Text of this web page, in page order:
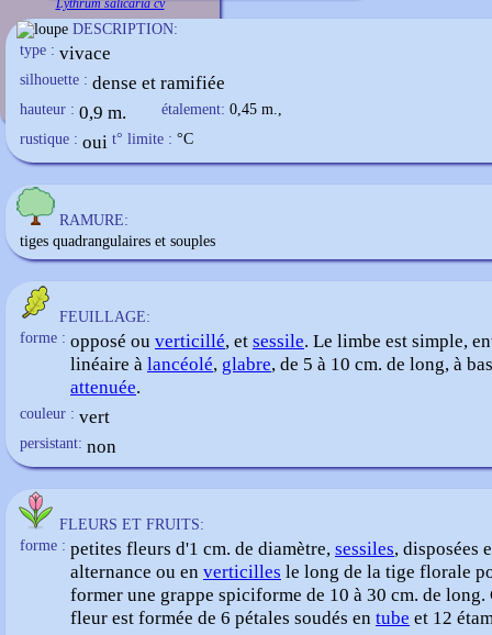
Lythrum salicaria cv
DESCRIPTION:
type : vivace
silhouette : dense et ramifiée
hauteur : 0,9 m. étalement: 0,45 m.,
rustique : oui t° limite : °C
RAMURE:
tiges quadrangulaires et souples
FEUILLAGE:
forme : opposé ou verticillé, et sessile. Le limbe est simple,
linéaire à lancéolé, glabre, de 5 à 10 cm. de long, à
attenuée.
couleur : vert
persistant: non
FLEURS ET FRUITS:
forme : petites fleurs d'1 cm. de diamètre, sessiles, disposées
alternance ou en verticilles le long de la tige florale
former une grappe spiciforme de 10 à 30 cm. de long.
fleur est formée de 6 pétales soudés en tube et 12